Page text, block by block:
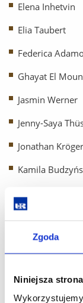
Zgoda
Niniejsza
Elena Inhetvin
Elia Taubert
Federica
Ghayat El
Jasmin Werner
Jenny-Saya
Jonathan Kröger
Kamila
Laura Ketsetzi
Magnus